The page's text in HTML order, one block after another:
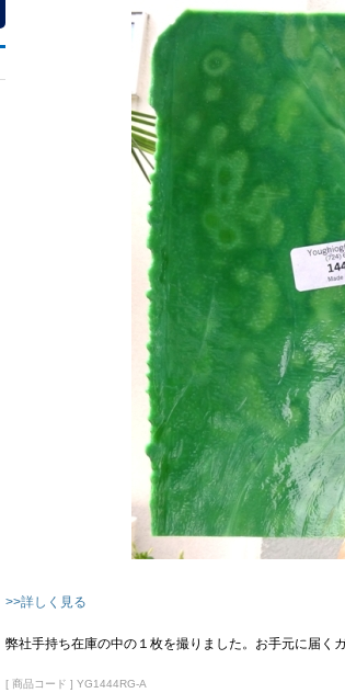
>>詳しく見る
弊社手持ち在庫の中の１枚を撮りました。お手元に届く
[ 商品コード ] YG1444RG-A